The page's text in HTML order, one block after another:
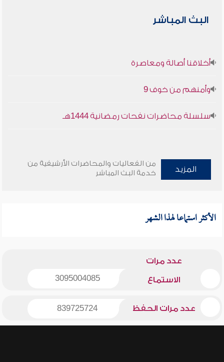
البث المباشر
أخلاقنا أصالة ومعاصرة
وأمنهم من خوف 9
سلسلة محاضرات نفحات رمضانية 1444هـ
المزيد
من الفعاليات والمحاضرات الأرشيفية من
خدمة البث المباشر
الأكثر استماعا لهذا الشهر
عدد مرات
الاستماع 3095004085
عدد مرات الحفظ 839725724